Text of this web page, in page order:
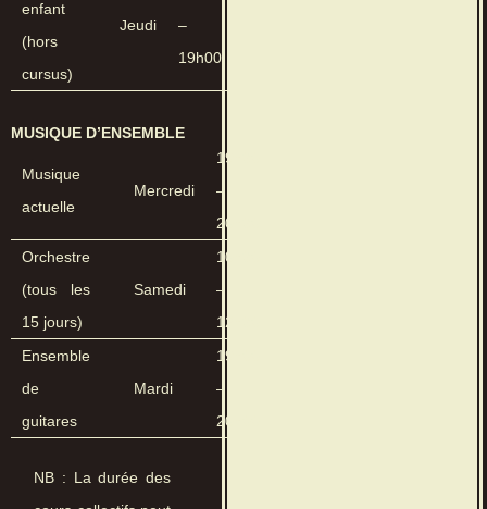
enfant
(hors
cursus)
Jeudi
–
19h00
MUSIQUE D’ENSEMBLE
Musique
actuelle
Mercredi
19h30
–
20h30
Orchestre
(tous les
15 jours)
Samedi
10h30
–
12h30
Ensemble
de
guitares
Mardi
19h00
–
20h00
NB : La durée des